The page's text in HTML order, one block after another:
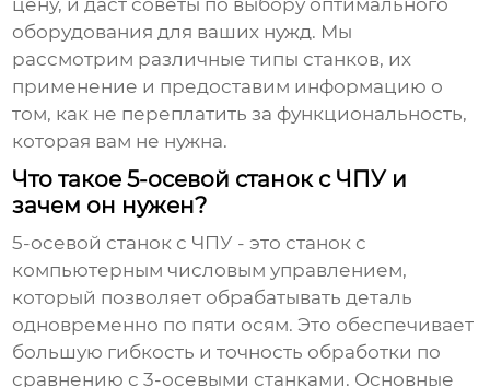
цену, и даст советы по выбору оптимального
оборудования для ваших нужд. Мы
рассмотрим различные типы станков, их
применение и предоставим информацию о
том, как не переплатить за функциональность,
которая вам не нужна.
Что такое 5-осевой станок с ЧПУ и
зачем он нужен?
5-осевой станок с ЧПУ - это станок с
компьютерным числовым управлением,
который позволяет обрабатывать деталь
одновременно по пяти осям. Это обеспечивает
большую гибкость и точность обработки по
сравнению с 3-осевыми станками. Основные